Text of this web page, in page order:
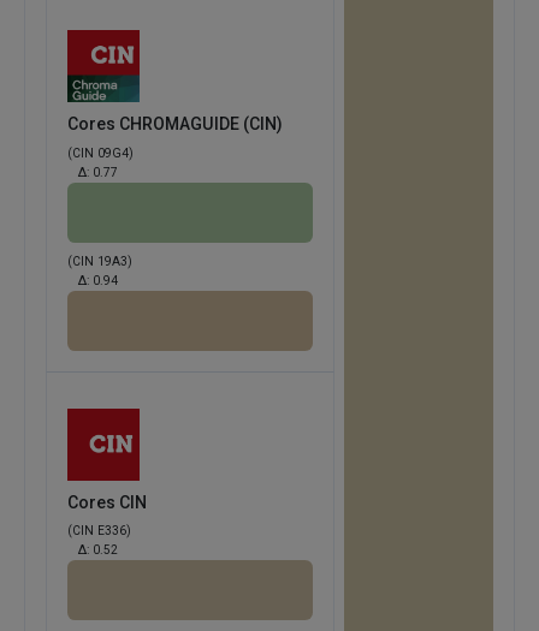
Cores CHROMAGUIDE (CIN)
(CIN 09G4)
Δ: 0.77
(CIN 19A3)
Δ: 0.94
Cores CIN
(CIN E336)
Δ: 0.52